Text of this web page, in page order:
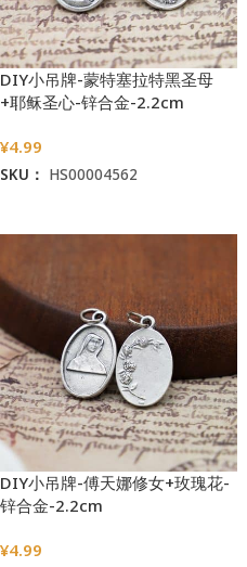
DIY小吊牌-蒙特塞拉特黑圣母
+耶稣圣心-锌合金-2.2cm
¥4.99
SKU： HS00004562
DIY小吊牌-傅天娜修女+玫瑰花-
锌合金-2.2cm
¥4.99